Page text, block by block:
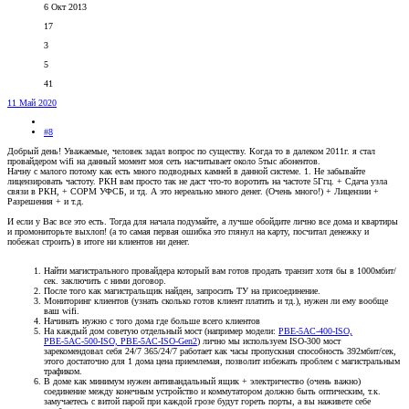
6 Окт 2013
17
3
5
41
11 Май 2020
#8
Добрый день! Уважаемые, человек задал вопрос по существу. Когда то в далеком 2011г. я стал
провайдером wifi на данный момент моя сеть насчитывает около 5тыс абонентов.
Начну с малого потому как есть много подводных камней в данной системе. 1. Не забывайте
лицензировать частоту. РКН вам просто так не даст что-то воротить на частоте 5Ггц. + Сдача узла
связи в РКН, + СОРМ УФСБ, и тд. А это нереально много денег. (Очень много!) + Лицензии +
Разрешения + и т.д.
И если у Вас все это есть. Тогда для начала подумайте, а лучше обойдите лично все дома и квартиры
и промониторьте выхлоп! (а то самая первая ошибка это глянул на карту, посчитал денежку и
побежал строить) в итоге ни клиентов ни денег.
Найти магистрального провайдера который вам готов продать транзит хотя бы в 1000мбит/
сек. заключить с ними договор.
После того как магистральщик найден, запросить ТУ на присоединение.
Мониторинг клиентов (узнать сколько готов клиент платить и тд.), нужен ли ему вообще
ваш wifi.
Начинать нужно с того дома где больше всего клиентов
На каждый дом советую отдельный мост (например модели: PBE‑5AC‑400‑ISO,
PBE‑5AC‑500‑ISO, PBE‑5AC‑ISO‑Gen2) лично мы используем ISO-300 мост
зарекомендовал себя 24/7 365/24/7 работает как часы пропускная способность 392мбит/сек,
этого достаточно для 1 дома цена приемлемая, позволит избежать проблем с магистральным
трафиком.
В доме как минимум нужен антивандальный ящик + электричество (очень важно)
соединение между конечным устройство и коммутатором должно быть оптическим, т.к.
замучаетесь с витой парой при каждой грозе будут гореть порты, а вы наживете себе